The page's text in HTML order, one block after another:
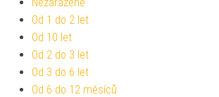
Od 1 do 2 let
Od 10 let
Od 2 do 3 let
Od 3 do 6 let
Od 6 do 12 měsíců